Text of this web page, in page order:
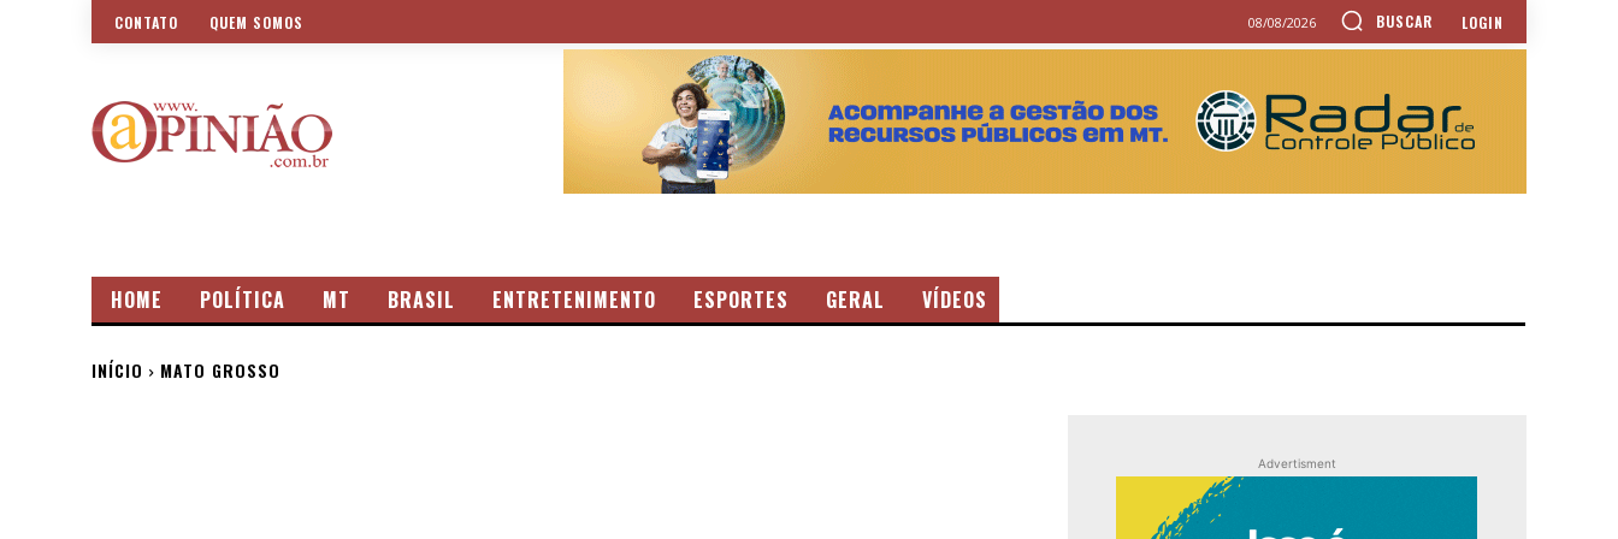
CONTATO QUEM SOMOS 08/08/2026 BUSCAR LOGIN
HOME POLÍTICA MT BRASIL ENTRETENIMENTO ESPORTES GERAL VÍDEOS
INÍCIO MATO GROSSO
Advertisment